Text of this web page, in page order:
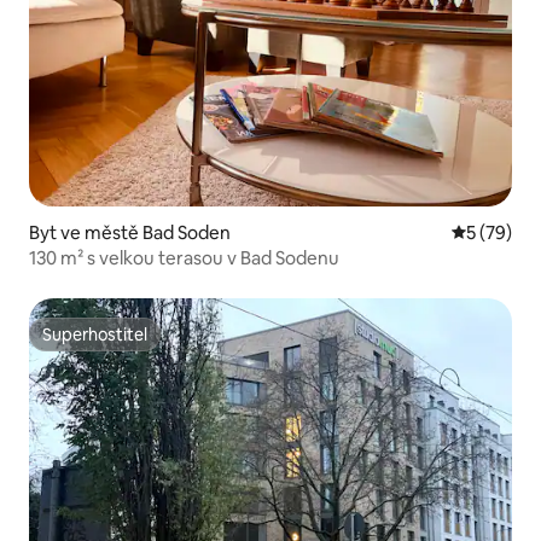
Byt ve městě Bad Soden Průměrné
5 (79)
130 m² s velkou terasou v Bad Sodenu
Superhostitel
Superhostitel